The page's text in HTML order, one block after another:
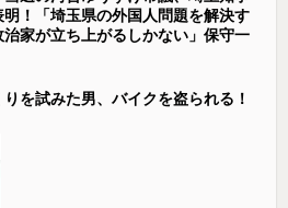
！「埼玉県の外国人問題を解決す
家が立ち上がるしかない」保守一
りを試みた男、バイクを盗られる！